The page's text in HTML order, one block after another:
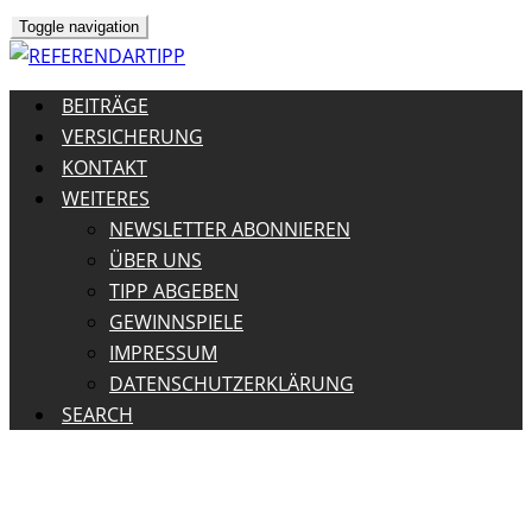
Toggle navigation
BEITRÄGE
VERSICHERUNG
KONTAKT
WEITERES
NEWSLETTER ABONNIEREN
ÜBER UNS
TIPP ABGEBEN
GEWINNSPIELE
IMPRESSUM
DATENSCHUTZERKLÄRUNG
SEARCH